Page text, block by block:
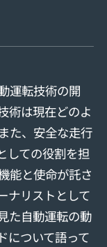
運転技術の開
術は現在どのよ
た、安全な走行
しての役割を担
能と使命が託さ
ナリストとして
た自動運転の動
について語って